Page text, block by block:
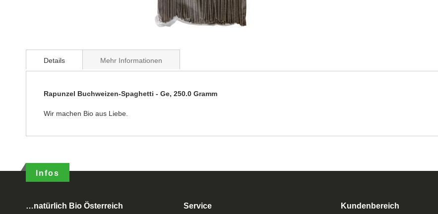
Details
Rapunzel Buchweizen-Spaghetti - Ge, 250.0 Gramm
Wir machen Bio aus Liebe.
Mehr Informationen
Infos
…natürlich Bio Österreich Service Kundenbereich